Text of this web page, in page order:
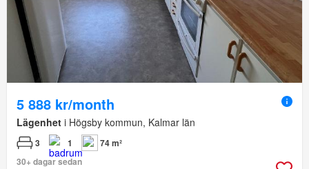
5 888 kr/month
Lägenhet i Högsby kommun, Kalmar län
3 1
74 m²
30+ dagar sedan